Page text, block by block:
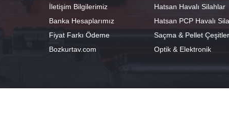
İletişim Bilgilerimiz
Banka Hesaplarımız
Fiyat Farkı Ödeme
Bozkurtav.com
Hatsan Havalı Silahlar
Hatsan PCP Havalı
Saçma & Pellet
Optik & Elektronik